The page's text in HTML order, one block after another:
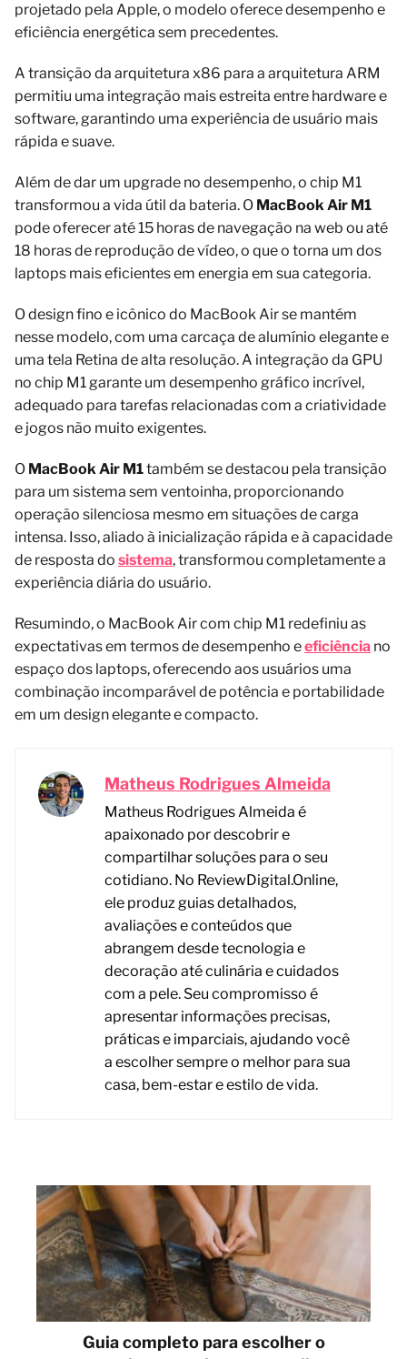
projetado pela Apple, o modelo oferece desempenho e
eficiência energética sem precedentes.
A transição da arquitetura x86 para a arquitetura ARM
permitiu uma integração mais estreita entre hardware e
software, garantindo uma experiência de usuário mais
rápida e suave.
Além de dar um upgrade no desempenho, o chip M1
transformou a vida útil da bateria. O MacBook Air M1
pode oferecer até 15 horas de navegação na web ou até
18 horas de reprodução de vídeo, o que o torna um dos
laptops mais eficientes em energia em sua categoria.
O design fino e icônico do MacBook Air se mantém
nesse modelo, com uma carcaça de alumínio elegante e
uma tela Retina de alta resolução. A integração da GPU
no chip M1 garante um desempenho gráfico incrível,
adequado para tarefas relacionadas com a criatividade
e jogos não muito exigentes.
O MacBook Air M1também se destacou pela transição
para um sistema sem ventoinha, proporcionando
operação silenciosa mesmo em situações de carga
intensa. Isso, aliado à inicialização rápida e à capacidade
de resposta do sistema, transformou completamente a
experiência diária do usuário.
Resumindo, o MacBook Air com chip M1 redefiniu as
expectativas em termos de desempenho eeficiência no
espaço dos laptops, oferecendo aos usuários uma
combinação incomparável de potência e portabilidade
em um design elegante e compacto.
Matheus Rodrigues Almeida
Matheus Rodrigues Almeida é
apaixonado por descobrir e
compartilhar soluções para o seu
cotidiano. No ReviewDigital.Online,
ele produz guias detalhados,
avaliações e conteúdos que
abrangem desde tecnologia e
decoração até culinária e cuidados
com a pele. Seu compromisso é
apresentar informações precisas,
práticas e imparciais, ajudando você
a escolher sempre o melhor para sua
casa, bem-estar e estilo de vida.
Guia completo para escolher o